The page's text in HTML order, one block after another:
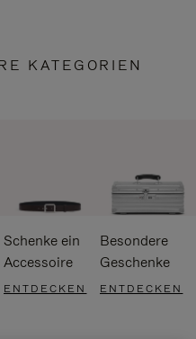
KATEGORIEN
Schenke ein
Accessoire
ENTDECKEN
Besondere
Geschenke
ENTDECKEN